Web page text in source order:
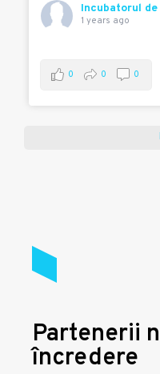
Incubatorul
1 years ago
0 0 0
Partenerii
încredere